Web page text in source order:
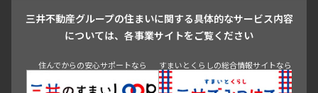
青山 渋谷 東京・大手町 新宿 品川
目黒・中目黒
三井不動産グループの住まいに関する具体的なサービス内容
については、各事業サイトをご覧ください
住んでからの安心サポートなら すまいとくらしの総合情報サイトなら